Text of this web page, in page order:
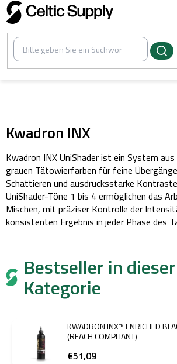
Zum
Inhalt
springen
Kwadron INX
Kwadron INX UniShader ist ein System
grauen Tätowierfarben für feine
Schattieren und ausdrucksstarke
UniShader-Töne 1 bis 4 ermöglichen das
Mischen, mit präziser Kontrolle der
konsistenten Ergebnis in jeder Phase des
Bestseller in dieser
Kategorie
KWADRON INX™ ENRICHED
(REACH COMPLIANT)
€51,09